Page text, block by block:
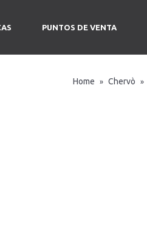
PUNTOS DE VENTA
Home » Chervò »